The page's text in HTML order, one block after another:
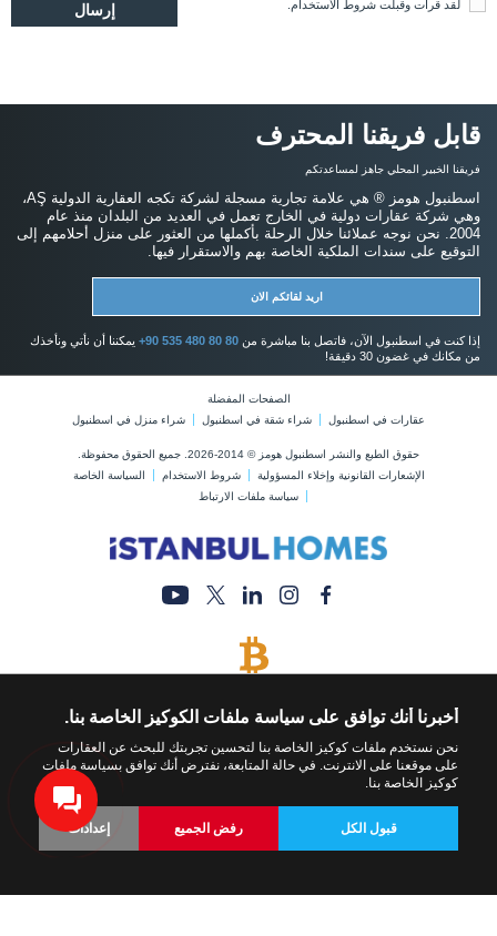
لقد قرأت وقبلت شروط الاستخدام
قابل فريقنا المحترف
فريقنا الخبير المحلي جاهز لمساعدتكم
اسطنبول هومز ® هي علامة تجارية مسجلة لشركة تكجه العقارية الدولية AŞ،
وهي شركة عقارات دولية في الخارج تعمل في العديد من البلدان منذ عام
2004. نحن نوجه عملائنا خلال الرحلة بأكملها من العثور على منزل أحلامهم إلى
التوقيع على سندات الملكية الخاصة بهم والاستقرار فيها.
اريد لقائكم الان
إذا كنت في اسطنبول الآن، فاتصل بنا مباشرة من +90 535 480 80 80 يمكننا أن نأتي ونأخذك
من مكانك في غضون 30 دقيقة!
الصفحات المفضلة
عقارات في اسطنبول
شراء شقة في اسطنبول شراء منزل في اسطنبول
حقوق الطبع والنشر اسطنبول هومز © 2014-2026. جميع الحقوق محفوظة.
الإشعارات القانونية وإخلاء المسؤولية
شروط الاستخدام
السياسة الخاصة
سياسة ملفات الارتباط
قم بشراء أي عقار عن طريق الدفع بالبيتكوين
أخبرنا أنك توافق على سياسة ملفات الكوكيز الخاصة بنا.
نحن نستخدم ملفات كوكيز الخاصة بنا لتحسين تجربتك للبحث عن العقارات
على موقعنا على الانترنت. في حالة المتابعة، نفترض أنك توافق بسياسة ملفات
كوكيز الخاصة بنا.
قبول الكل رفض الجميع إعدادات